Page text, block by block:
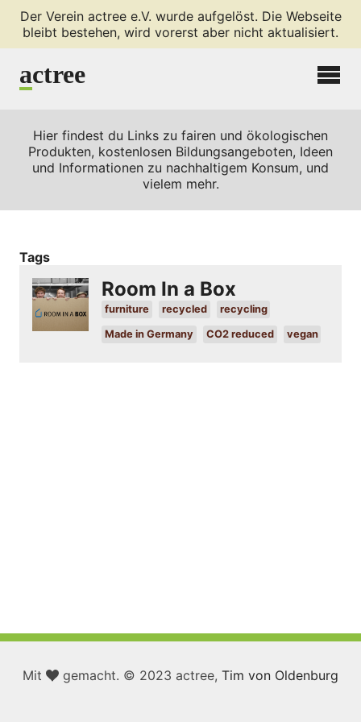
Der Verein actree e.V. wurde aufgelöst. Die Webseite
bleibt bestehen, wird vorerst aber nicht aktualisiert.
actree
Hier findest du Links zu fairen und ökologischen
Produkten, kostenlosen Bildungsangeboten, Ideen
und Informationen zu nachhaltigem Konsum, und
vielem mehr.
Tags
Room In a Box
furniture recycled recycling
Made in Germany CO2 reduced vegan
Mit gemacht. © 2023 actree, Tim von Oldenburg